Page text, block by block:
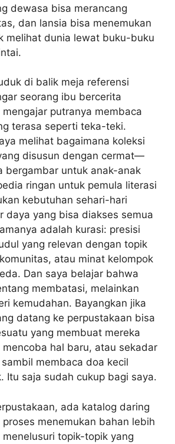
dewasa bisa merancang
dan lansia bisa menemukan
melihat dunia lewat buku-buku
di balik meja referensi
seorang ibu bercerita
putranya membaca
terasa seperti teka-teki.
melihat bagaimana koleksi
disusun dengan cermat—
bergambar untuk anak-anak
ringan untuk pemula literasi
kebutuhan sehari-hari
daya yang bisa diakses semua
adalah kurasi: presisi
yang relevan dengan topik
atau minat kelompok
Dan saya belajar bahwa
membatasi, melainkan
kemudahan. Bayangkan jika
datang ke perpustakaan bisa
yang membuat mereka
hal baru, atau sekadar
membaca doa kecil
Itu saja sudah cukup bagi saya.
ada katalog daring
menemukan bahan lebih
menelusuri topik-topik yang